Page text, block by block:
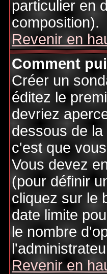
particulier en
composition).
Revenir en
Comment
Créer un
éditez le
devriez
dessous de
c'est que
Vous devez
(pour définir
cliquez sur le
date limite
le nombre
Revenir en